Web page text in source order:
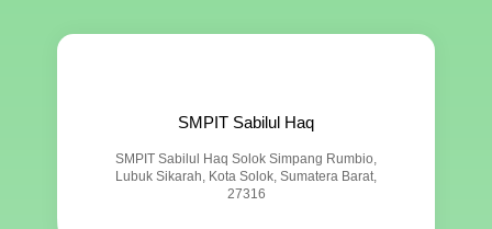
SMPIT Sabilul Haq
SMPIT Sabilul Haq Solok Simpang Rumbio,
Lubuk Sikarah, Kota Solok, Sumatera Barat,
27316